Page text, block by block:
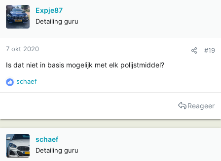
Expje87
Detailing guru
7 okt 2020 #19
Is dat niet in basis mogelijk met elk polijstmiddel?
R
e
i
e
s
schaef
Reageer
schaef
Detailing guru